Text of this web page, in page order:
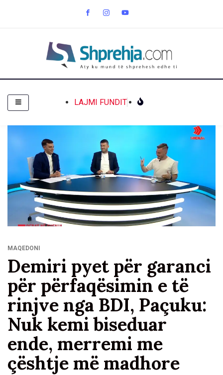
LAJMI FUNDIT
MAQEDONI
Demiri pyet për garanci
për përfaqësimin e të
rinjve nga BDI, Paçuku:
Nuk kemi biseduar
ende, merremi me
çështje më madhore